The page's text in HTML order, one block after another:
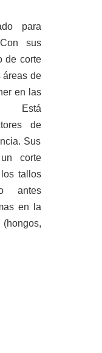
Aperos
para
sus
de corte
áreas de
en las
Está
de
Sus
corte
tallos
antes
en la